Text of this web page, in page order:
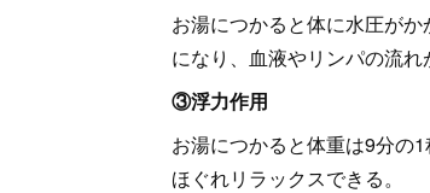
お湯につかると体に水圧が
になり、血液やリンパの流れ
③浮力作用
お湯につかると体重は9分の
ほぐれリラックスできる。